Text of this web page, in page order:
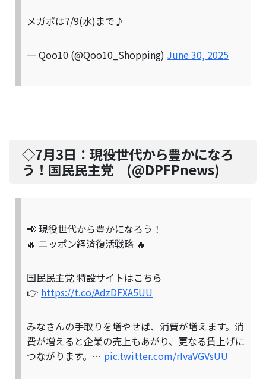
メガポは7/9(水)まで♪
— Qoo10 (@Qoo10_Shopping) June 30, 2025
◇7月3日：現役世代から豊かになろ
う！国民民主党 (@DPFPnews)
📢 現役世代から豊かになろう！
🔥 ニッポン経済復活戦略 🔥
国民民主党 特設サイトはこちら
👉 https://t.co/AdzDFXA5UU
みなさんの手取りを増やせば、消費が増えます。消
費が増えると企業の売上もあがり、更なる賃上げに
つながります。… pic.twitter.com/rIvaVGVsUU